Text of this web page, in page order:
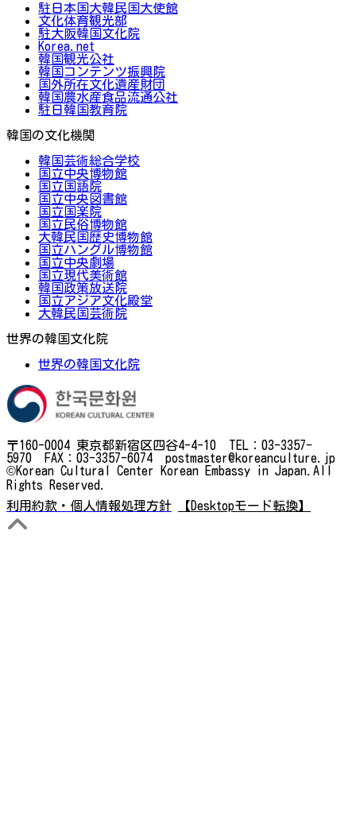
駐日本国大韓民国大使館
文化体育観光部
駐大阪韓国文化院
Korea.net
韓国観光公社
韓国コンテンツ振興院
国外所在文化遺産財団
韓国農水産食品流通公社
駐日韓国教育院
韓国の文化機関
韓国芸術総合学校
国立中央博物館
国立国語院
国立中央図書館
国立国楽院
国立民俗博物館
大韓民国歴史博物館
国立ハングル博物館
国立中央劇場
国立現代美術館
韓国政策放送院
国立アジア文化殿堂
大韓民国芸術院
世界の韓国文化院
世界の韓国文化院
〒160-0004 東京都新宿区四谷4-4-10 TEL：03-3357-
5970 FAX：03-3357-6074 postmaster@koreanculture.jp
©Korean Cultural Center Korean Embassy in Japan.All
Rights Reserved.
利用約款・個人情報処理方針
【Desktopモード転換】